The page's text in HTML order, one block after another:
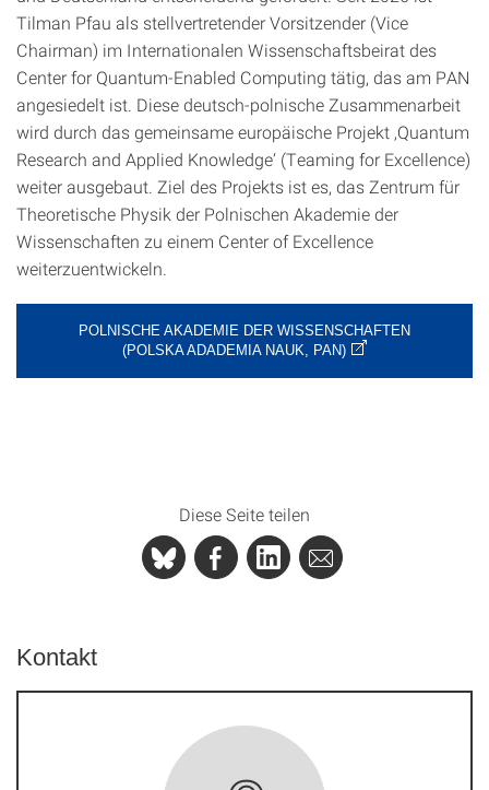
Tilman Pfau als stellvertretender Vorsitzender (Vice
Chairman) im Internationalen Wissenschaftsbeirat des
Center for Quantum-Enabled Computing tätig, das am PAN
angesiedelt ist. Diese deutsch-polnische Zusammenarbeit
wird durch das gemeinsame europäische Projekt ‚Quantum
Research and Applied Knowledge‘ (Teaming for Excellence)
weiter ausgebaut. Ziel des Projekts ist es, das Zentrum für
Theoretische Physik der Polnischen Akademie der
Wissenschaften zu einem Center of Excellence
weiterzuentwickeln.
POLNISCHE AKADEMIE DER WISSENSCHAFTEN
(POLSKA ADADEMIA NAUK, PAN)
Diese Seite teilen
Kontakt